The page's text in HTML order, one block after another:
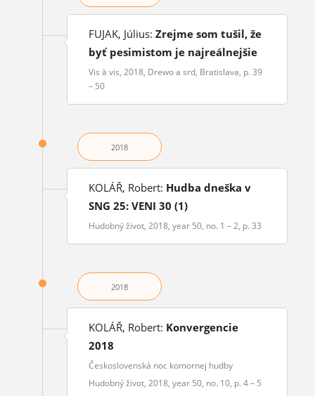
FUJAK, Július: Zrejme som tušil, že
byť pesimistom je najreálnejšie
Vis à vis, 2018, Drewo a srd, Bratislava, p. 39
– 50
2018
KOLÁŘ, Robert: Hudba dneška v
SNG 25: VENI 30 (1)
Hudobný život, 2018, year 50, no. 1 – 2, p. 33
2018
KOLÁŘ, Robert: Konvergencie
2018
Československá noc komornej hudby
Hudobný život, 2018, year 50, no. 10, p. 4 – 5